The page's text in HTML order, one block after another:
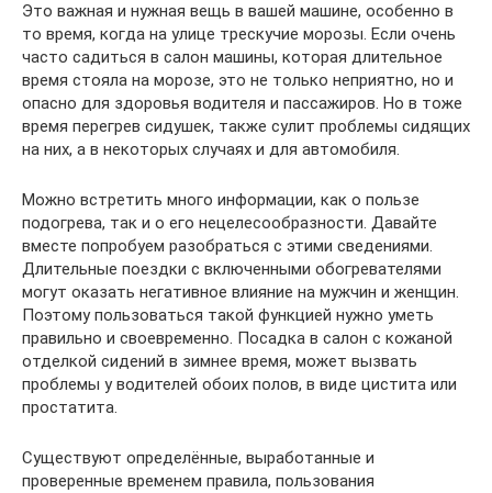
Это важная и нужная вещь в вашей машине, особенно в
то время, когда на улице трескучие морозы. Если очень
часто садиться в салон машины, которая длительное
время стояла на морозе, это не только неприятно, но и
опасно для здоровья водителя и пассажиров. Но в тоже
время перегрев сидушек, также сулит проблемы сидящих
на них, а в некоторых случаях и для автомобиля.
Можно встретить много информации, как о пользе
подогрева, так и о его нецелесообразности. Давайте
вместе попробуем разобраться с этими сведениями.
Длительные поездки с включенными обогревателями
могут оказать негативное влияние на мужчин и женщин.
Поэтому пользоваться такой функцией нужно уметь
правильно и своевременно. Посадка в салон с кожаной
отделкой сидений в зимнее время, может вызвать
проблемы у водителей обоих полов, в виде цистита или
простатита.
Существуют определённые, выработанные и
проверенные временем правила, пользования